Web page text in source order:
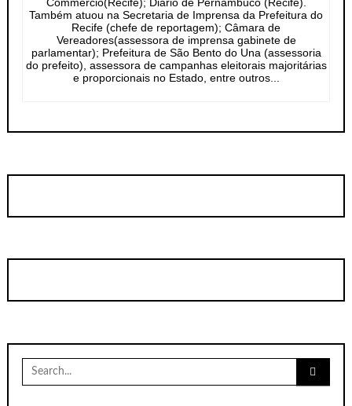
Commercio(Recife); Diário de Pernambuco (Recife).
Também atuou na Secretaria de Imprensa da Prefeitura do
Recife (chefe de reportagem); Câmara de
Vereadores(assessora de imprensa gabinete de
parlamentar); Prefeitura de São Bento do Una (assessoria
do prefeito), assessora de campanhas eleitorais majoritárias
e proporcionais no Estado, entre outros...
Search
for: